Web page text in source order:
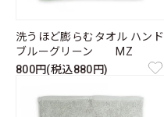
洗うほど膨らむタオル ハンド
ブルーグリーン MZ
800円(税込880円)